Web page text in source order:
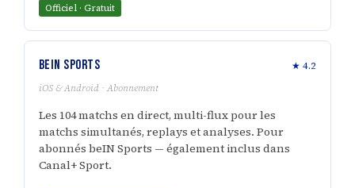
Officiel · Gratuit
beIN Sports ★ 4.2
iOS & Android · Abonnement
Les 104 matchs en direct, multi-flux pour les
matchs simultanés, replays et analyses. Pour
abonnés beIN Sports — également inclus dans
Canal+ Sport.